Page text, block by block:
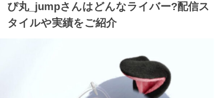
ぴ丸_jumpさんはどんなライバー?配信ス
タイルや実績をご紹介